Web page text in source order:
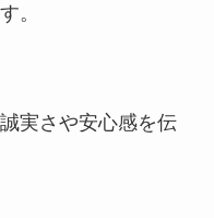
。
実さや安心感を伝